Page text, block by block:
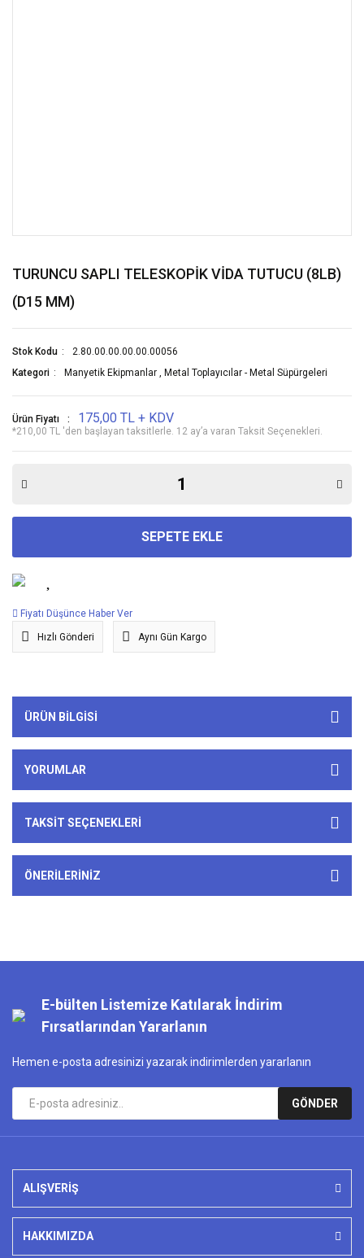
TURUNCU SAPLI TELESKOPİK VİDA TUTUCU (8LB)
(D15 MM)
Stok Kodu
2.80.00.00.00.00.00056
Kategori
Manyetik Ekipmanlar , Metal Toplayıcılar - Metal Süpürgeleri
Ürün Fiyatı 175,00 TL + KDV
*210,00 TL 'den başlayan taksitlerle. 12 ay’a varan Taksit Seçenekleri.
SEPETE EKLE
Fiyatı Düşünce Haber Ver
Hızlı Gönderi Aynı Gün Kargo
ÜRÜN BILGISI
YORUMLAR
TAKSIT SEÇENEKLERI
ÖNERILERINIZ
E-bülten Listemize Katılarak İndirim
Fırsatlarından Yararlanın
Hemen e-posta adresinizi yazarak indirimlerden yararlanın
GÖNDER
ALIŞVERİŞ
HAKKIMIZDA